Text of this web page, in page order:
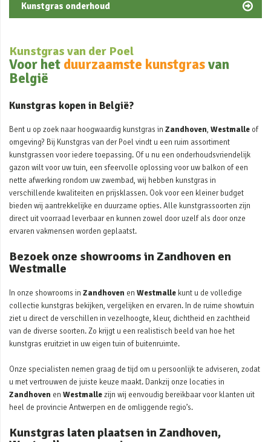
Kunstgras onderhoud
Kunstgras van der Poel
Voor het duurzaamste kunstgrasvan
België
Kunstgras kopen in België?
Bent u op zoek naar hoogwaardig kunstgras in Zandhoven, Westmalle of
omgeving? Bij Kunstgras van der Poel vindt u een ruim assortiment
kunstgrassen voor iedere toepassing. Of u nu een onderhoudsvriendelijk
gazon wilt voor uw tuin, een sfeervolle oplossing voor uw balkon of een
nette afwerking rondom uw zwembad, wij hebben kunstgras in
verschillende kwaliteiten en prijsklassen. Ook voor een kleiner budget
bieden wij aantrekkelijke en duurzame opties. Alle kunstgrassoorten zijn
direct uit voorraad leverbaar en kunnen zowel door uzelf als door onze
ervaren vakmensen worden geplaatst.
Bezoek onze showrooms in Zandhoven en
Westmalle
In onze showrooms in Zandhoven en Westmalle kunt u de volledige
collectie kunstgras bekijken, vergelijken en ervaren. In de ruime showtuin
ziet u direct de verschillen in vezelhoogte, kleur, dichtheid en zachtheid
van de diverse soorten. Zo krijgt u een realistisch beeld van hoe het
kunstgras eruitziet in uw eigen tuin of buitenruimte.
Onze specialisten nemen graag de tijd om u persoonlijk te adviseren, zodat
u met vertrouwen de juiste keuze maakt. Dankzij onze locaties in
Zandhoven en Westmallezijn wij eenvoudig bereikbaar voor klanten uit
heel de provincie Antwerpen en de omliggende regio’s.
Kunstgras laten plaatsen in Zandhoven,